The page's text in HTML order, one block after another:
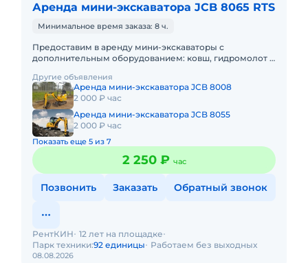
Аренда мини-экскаватора JCB 8065 RTS
Минимальное время заказа: 8 ч.
Предоставим в аренду мини-экскаваторы с
дополнительным оборудованием: ковш, гидромолот и
часов работы + 1 час
Другие объявления
Аренда мини-экскаватора JCB 8008
2 000 ₽ час
Аренда мини-экскаватора JCB 8055
2 000 ₽ час
Показать еще 5 из 7
2 250 ₽ час
Позвонить Заказать Обратный звонок
08.08.2026
РентКИН 12 лет на площадке
Парк техники:92 единицы Работаем без выходных